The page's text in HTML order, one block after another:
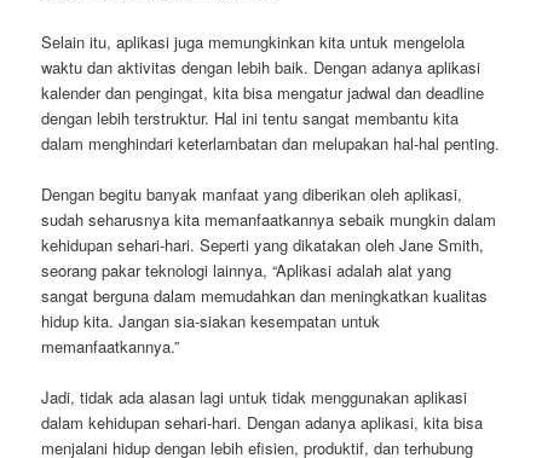
Selain itu, aplikasi juga memungkinkan kita untuk mengelola
waktu dan aktivitas dengan lebih baik. Dengan adanya aplikasi
kalender dan pengingat, kita bisa mengatur jadwal dan deadline
dengan lebih terstruktur. Hal ini tentu sangat membantu kita
dalam menghindari keterlambatan dan melupakan hal-hal penting.
Dengan begitu banyak manfaat yang diberikan oleh aplikasi,
sudah seharusnya kita memanfaatkannya sebaik mungkin dalam
kehidupan sehari-hari. Seperti yang dikatakan oleh Jane Smith,
seorang pakar teknologi lainnya, “Aplikasi adalah alat yang
sangat berguna dalam memudahkan dan meningkatkan kualitas
hidup kita. Jangan sia-siakan kesempatan untuk
memanfaatkannya.”
Jadi, tidak ada alasan lagi untuk tidak menggunakan aplikasi
dalam kehidupan sehari-hari. Dengan adanya aplikasi, kita bisa
menjalani hidup dengan lebih efisien, produktif, dan terhubung